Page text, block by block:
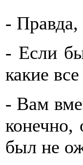
- Правда,
- Если
какие
- Вам
конечно,
был не